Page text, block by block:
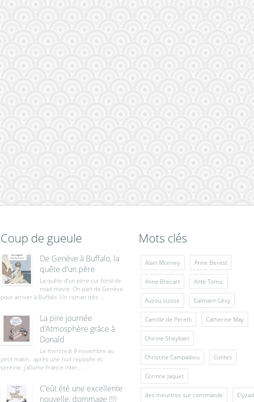
Coup de gueule
De Genève à Buffalo, la
quête d’un père
La quête d’un père sur fond de
road movie. On part de Genève
pour arriver à Buffalo. Un roman très ...
La pire journée
d’Atmosphère grâce à
Donald
Le mercredi 9 novembre au
petit matin, après une nuit reposée et
sereine, j’allume France inter, ...
C’eût été une excellente
nouvelle, dommage !!!!
Mots clés
Alain Monney Anne Berest
Anne Brécart Ante Tomic
Auzou suisse Calmann Lévy
Camille de Peretti Catherine May
Chirine Sheybani
Christine Campadieu Contes
Corinne Jaquet
des meurtres sur commande Elyzad